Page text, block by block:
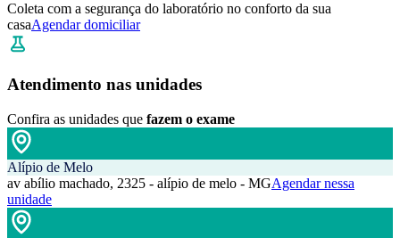
Coleta com a segurança do laboratório no conforto da sua
casaAgendar domiciliar
Atendimento nas unidades
Confira as unidades que fazem o exame
Alípio de Melo
av abílio machado, 2325 - alípio de melo - MGAgendar nessa
unidade